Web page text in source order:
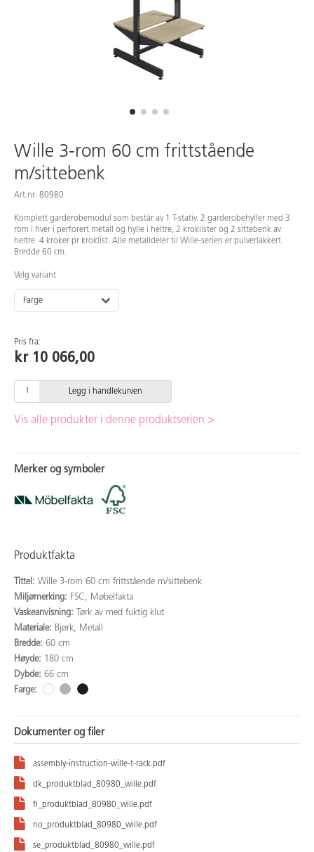
Wille 3-rom 60 cm frittstående
m/sittebenk
Art.nr: 80980
Komplett garderobemodul som består av 1 T-stativ. 2 garderobehyller med 3
rom i hver i perforert metall og hylle i heltre, 2 kroklister og 2 sittebenk av
heltre. 4 kroker pr kroklist. Alle metalldeler til Wille-serien er pulverlakkert.
Bredde 60 cm.
Velg variant
Farge
Pris fra:
kr 10 066,00
Legg i handlekurven
Vis alle produkter i denne produktserien >
Merker og symboler
Produktfakta
Tittel: Wille 3-rom 60 cm frittstående m/sittebenk
Miljømerking: FSC, Møbelfakta
Vaskeanvisning:
Tørk av med fuktig klut
Materiale: Bjørk, Metall
Bredde: 60 cm
Høyde: 180 cm
Dybde: 66 cm
Farge:
Dokumenter og filer
assembly-instruction-wille-t-rack.pdf
dk_produktblad_80980_wille.pdf
fi_produktblad_80980_wille.pdf
no_produktblad_80980_wille.pdf
se_produktblad_80980_wille.pdf